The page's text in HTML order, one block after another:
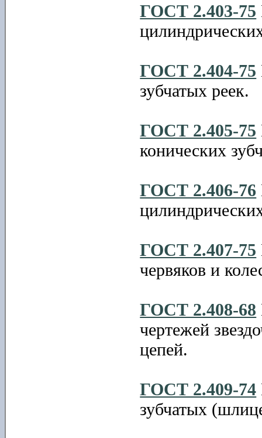
ГОСТ 2.403-75
ГОСТ 2.404-75
зубчатых реек.
ГОСТ 2.405-75
конических
ГОСТ 2.406-76
ГОСТ 2.407-75
червяков и
ГОСТ 2.408-68
чертежей
цепей.
ГОСТ 2.409-74
зубчатых